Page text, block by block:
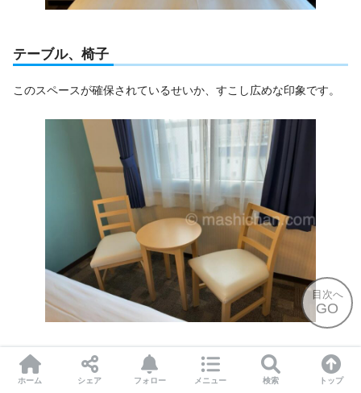
目次へ
GO
テーブル、椅子
このスペースが確保されているせいか、すこし広めな印象です。
ナイトウェア
ホーム シェア フォロー メニュー 検索 トップ